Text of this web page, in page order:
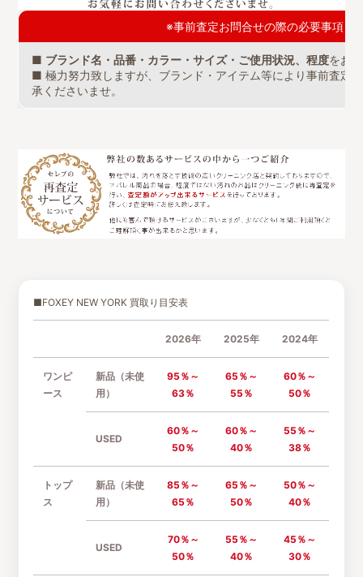
※事前査定お問合せの際の必要事項と
■ ブランド名・品番・カラー・サイズ・ご使用状況、程度をお
■ 極力努力致しますが、ブランド・アイテム等により事前査定
承くださいませ。
■FOXEY NEW YORK 買取り目安表
2026年 2025年 2024年
ワンピ
ース
新品（未使
用）
95％～
63％
65％～
55％
60％～
50％
USED
60％～
50％
60％～
40％
55％～
38％
トップ
ス
新品（未使
用）
85％～
65％
65％～
50％
50％～
40％
USED
70％～
50％
55％～
40％
45％～
30％